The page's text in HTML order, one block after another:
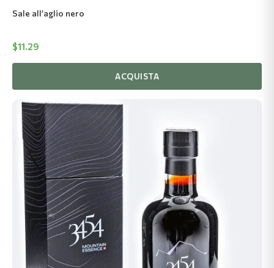
Sale all’aglio nero
$11.29
ACQUISTA